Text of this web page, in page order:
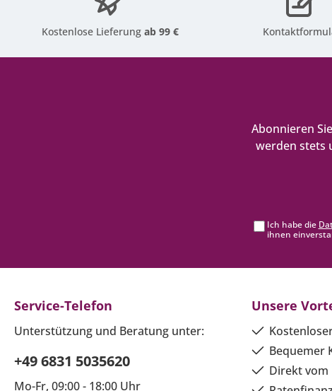
Kostenlose Lieferungab 99 €
Abonnieren
werden stets
Ich habe die
ihnen
Service-Telefon
Unterstützung und Beratung unter:
+49 6831 5035620
Mo-Fr, 09:00 - 18:00 Uhr
Unsere
Bequemer
Direkt